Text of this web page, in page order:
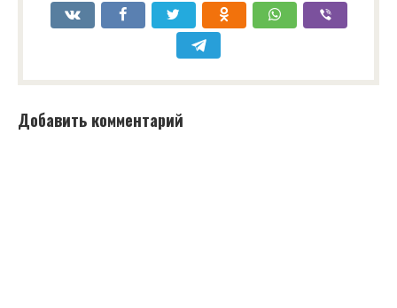
Добавить комментарий